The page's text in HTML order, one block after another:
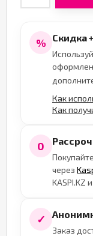
% Скидка
Как
Как
0
через
KASPI.KZ
✓
Заказ